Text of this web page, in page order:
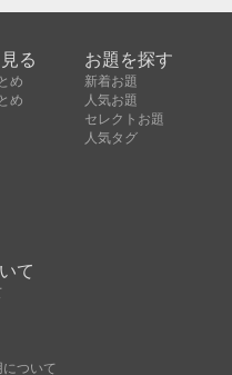
る
め
め
お題を探す
新着お題
人気お題
セレクトお題
人気タグ
て
ついて